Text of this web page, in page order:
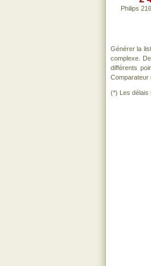
Philips
Générer la
complexe.
différents
Comparateur
(*) Les délais